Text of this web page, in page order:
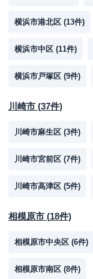
横浜市港北区 (13件)
横浜市中区 (11件)
横浜市戸塚区 (9件)
川崎市 (37件)
川崎市麻生区 (3件)
川崎市宮前区 (7件)
川崎市高津区 (5件)
相模原市 (18件)
相模原市中央区 (6件)
相模原市南区 (8件)